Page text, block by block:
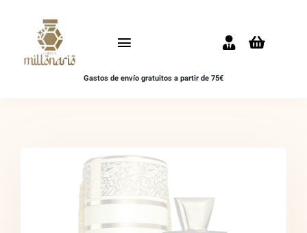
contenido
Toggle
Navigation
Gastos de envío gratuitos a partir de 75€